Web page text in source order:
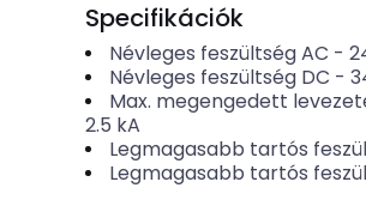
Specifikációk
Névleges feszültség AC -
Névleges feszültség DC -
Max. megengedett
2.5 kA
Legmagasabb tartós
Legmagasabb tartós